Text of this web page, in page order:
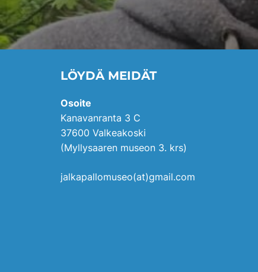
LÖYDÄ MEIDÄT
Osoite
Kanavanranta 3 C
37600 Valkeakoski
(Myllysaaren museon 3. krs)
jalkapallomuseo(at)gmail.com